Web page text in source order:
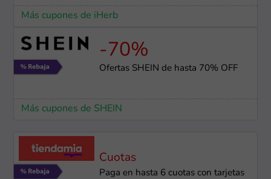
Más cupones de iHerb
-70%
Ofertas SHEIN de hasta 70% OFF
Más cupones de SHEIN
Cuotas
Paga en hasta 6 cuotas con tarjetas